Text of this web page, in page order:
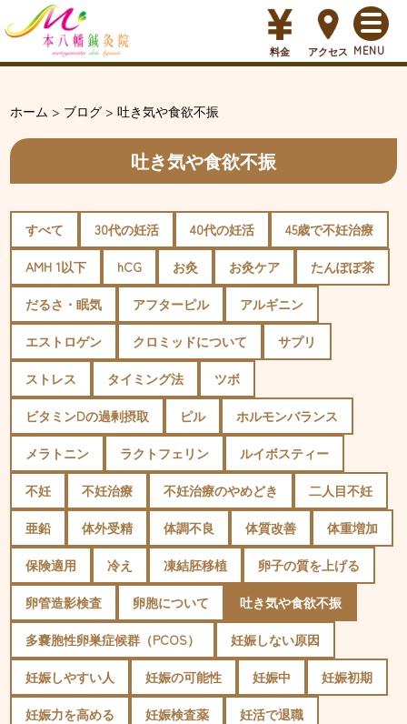
料金 アクセス
ホーム > ブログ >吐き気や食欲不振
吐き気や食欲不振
すべて 30代の妊活 40代の妊活 45歳で不妊治療
AMH 1以下 hCG お灸 お灸ケア たんぽぽ茶
だるさ・眠気 アフターピル アルギニン
エストロゲン クロミッドについて サプリ
ストレス タイミング法 ツボ
ビタミンDの過剰摂取 ピル ホルモンバランス
メラトニン ラクトフェリン ルイボスティー
不妊 不妊治療 不妊治療のやめどき 二人目不妊
亜鉛 体外受精 体調不良 体質改善 体重増加
保険適用 冷え 凍結胚移植 卵子の質を上げる
卵管造影検査 卵胞について 吐き気や食欲不振
多嚢胞性卵巣症候群（PCOS） 妊娠しない原因
妊娠しやすい人 妊娠の可能性 妊娠中 妊娠初期
妊娠力を高める 妊娠検査薬 妊活で退職